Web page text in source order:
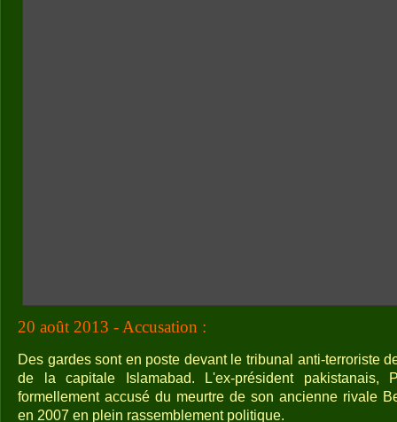
20 août 2013 - Accusation :
Des gardes sont en poste devant le tribunal anti-terroriste
de la capitale Islamabad. L'ex-président pakistanais,
formellement accusé du meurtre de son ancienne rivale
en 2007 en plein rassemblement politique.